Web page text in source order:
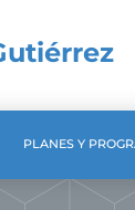
PLANES Y